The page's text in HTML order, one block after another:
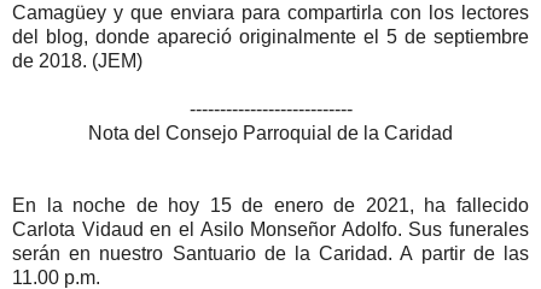
Camagüey y que enviara para compartirla con los lectores
del blog, donde apareció originalmente el 5 de septiembre
de 2018. (JEM)
---------------------------
Nota del Consejo Parroquial de la Caridad
En la noche de hoy 15 de enero de 2021, ha fallecido
Carlota Vidaud en el Asilo Monseñor Adolfo. Sus funerales
serán en nuestro Santuario de la Caridad. A partir de las
11.00 p.m.